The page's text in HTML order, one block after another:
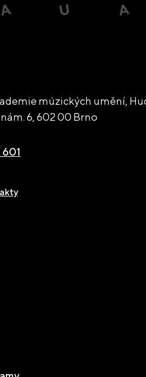
múzických umění,
6,602 00 Brno